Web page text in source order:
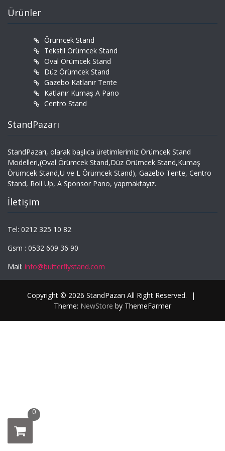
Ürünler
Örümcek Stand
Tekstil Örümcek Stand
Oval Örümcek Stand
Düz Örümcek Stand
Gazebo Katlanır Tente
Katlanır Kumaş A Pano
Centro Stand
StandPazarı
StandPazarı, olarak başlıca üretimlerimiz Örümcek Stand
Modelleri,(Oval Örümcek Stand,Düz Örümcek Stand,Kumaş
Örümcek Stand,U ve L Örümcek Stand), Gazebo Tente, Centro
Stand, Roll Up, A Sponsor Pano, yapmaktayız.
İletişim
Tel: 0212 325 10 82
Gsm : 0532 609 36 90
Mail: info@butterflystand.com
Copyright © 2026 StandPazarı All Right Reserved.
|
Theme: NewStore by ThemeFarmer
0